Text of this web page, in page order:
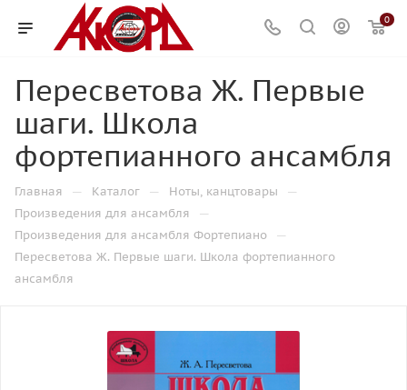
0
Пересветова Ж. Первые
шаги. Школа
фортепианного ансамбля
Главная — Каталог — Ноты, канцтовары —
Произведения для ансамбля —
Произведения для ансамбля Фортепиано —
Пересветова Ж. Первые шаги. Школа фортепианного
ансамбля